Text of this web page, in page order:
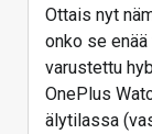
Ottais nyt
onko se
varustettu
OnePlus
älytilassa